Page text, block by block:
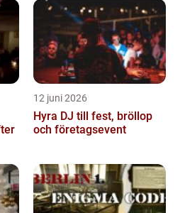
12 juni 2026
Hyra DJ till fest, bröllop
och företagsevent